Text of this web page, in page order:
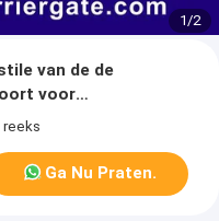
1/2
van de de
voor
reeks
Ga Nu Praten.